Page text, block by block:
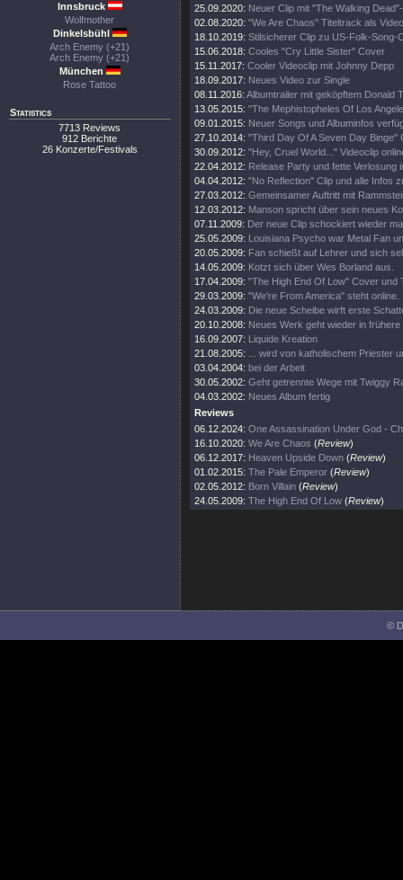
Innsbruck
Wolfmother
Dinkelsbühl
Arch Enemy (+21)
Arch Enemy (+21)
München
Rose Tattoo
Statistics
7713 Reviews
912 Berichte
26 Konzerte/Festivals
25.09.2020: Neuer Clip mit "The Walking
02.08.2020: "We Are Chaos" Titeltrack als Video
18.10.2019: Stilsicherer Clip zu US-Folk-Song-
15.06.2018: Cooles "Cry Little Sister" Cover
15.11.2017: Cooler Videoclip mit Johnny Depp
18.09.2017: Neues Video zur Single
08.11.2016: Albumtrailer mit geköpftem Donald
13.05.2015: "The Mephistopheles Of Los
09.01.2015: Neuer Songs und Albuminfos
27.10.2014: "Third Day Of A Seven Day Binge"
30.09.2012: "Hey, Cruel World..." Videoclip
22.04.2012: Release Party und fette Verlosung
04.04.2012: "No Reflection" Clip und alle Infos
27.03.2012: Gemeinsamer Auftritt mit
12.03.2012: Manson spricht über sein neues
07.11.2009: Der neue Clip schockiert wieder
25.05.2009: Louisiana Psycho war Metal Fan
20.05.2009: Fan schießt auf Lehrer und sich
14.05.2009: Kotzt sich über Wes Borland aus.
17.04.2009: "The High End Of Low" Cover und
29.03.2009: "We're From America" steht online.
24.03.2009: Die neue Scheibe wirft erste
20.10.2008: Neues Werk geht wieder in frühere
16.09.2007: Liquide Kreation
21.08.2005:
... wird von katholischem Priester
03.04.2004: bei der Arbeit
30.05.2002: Geht getrennte Wege mit Twiggy
04.03.2002: Neues Album fertig
Reviews
06.12.2024: One Assassination Under God -
16.10.2020: We Are Chaos (Review)
06.12.2017: Heaven Upside Down (Review)
01.02.2015: The Pale Emperor (Review)
02.05.2012: Born Villain (Review)
24.05.2009: The High End Of Low (Review)
©